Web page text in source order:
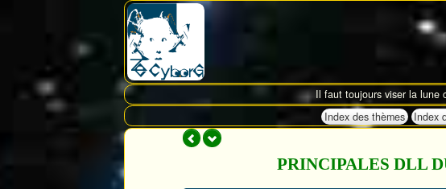
Il faut toujours viser la lune
Index des thèmes
Index
PRINCIPALES DLL